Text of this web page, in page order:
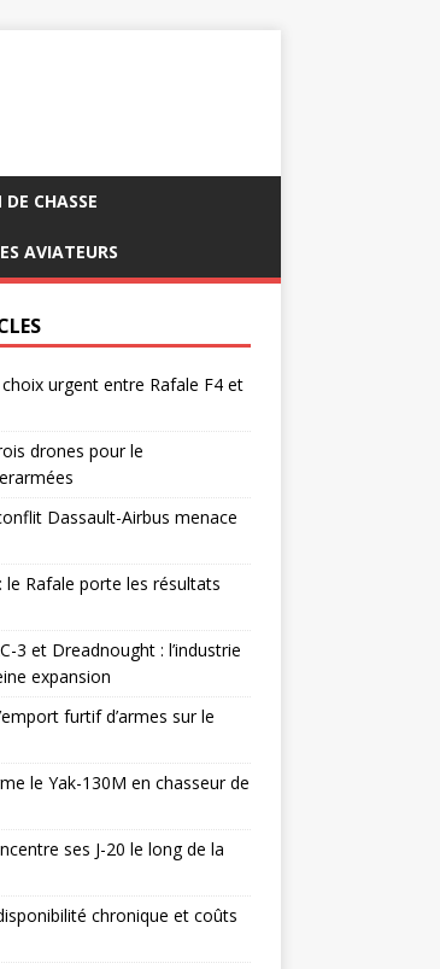
CHASSE
AVIATEURS
urgent entre Rafale F4 et
drones pour le
Dassault-Airbus menace
le Rafale porte les résultats
3 et Dreadnought : l’industrie
expansion
furtif d’armes sur le
le Yak-130M en chasseur de
ses J-20 le long de la
chronique et coûts